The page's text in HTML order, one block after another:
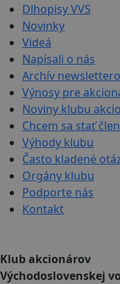
Dlhopisy VVS
Novinky
Videá
Napísali o nás
Archív
Výnosy pre
Noviny klubu
Chcem sa stať
Výhody klubu
Často kladené
Orgány klubu
Podporte nás
Kontakt
Klub akcionárov
Východoslovenskej